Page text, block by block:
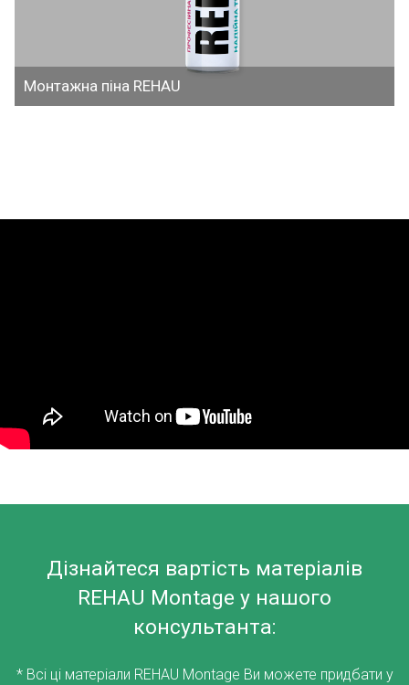
Монтажна піна REHAU
Дізнайтеся вартість матеріалів
REHAU Montage у нашого
консультанта:
* Всі ці матеріали REHAU Montage Ви можете придбати у